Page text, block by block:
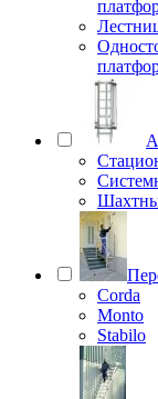
Corda
Monto
Stabilo